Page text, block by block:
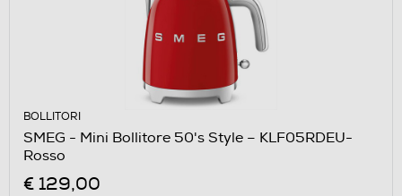
BOLLITORI
SMEG - Mini Bollitore 50's Style – KLF05RDEU-
Rosso
€ 129,00